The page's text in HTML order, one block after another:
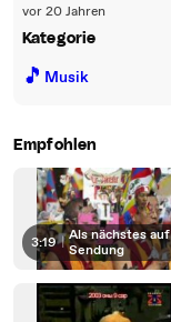
vor 20 Jahren
Kategorie
🎵 Musik
Empfohlen
3:19 | Als nächstes auf
Sendung